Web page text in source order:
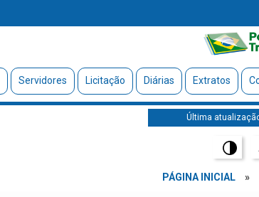
Servidores Licitação Diárias Extratos
Última
PÁGINA INICIAL »